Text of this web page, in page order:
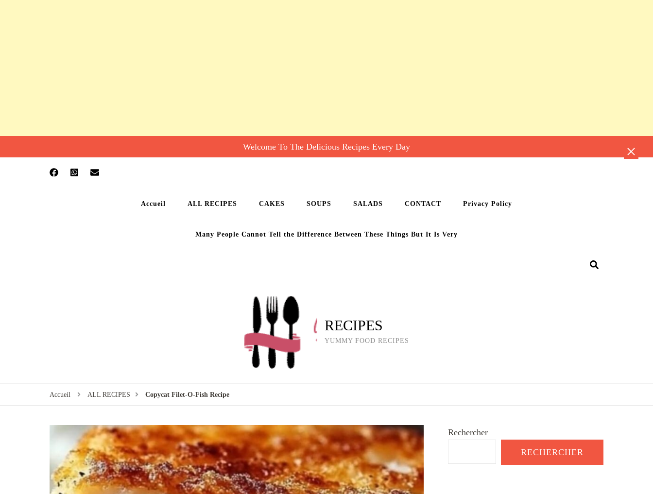
Welcome To The Delicious Recipes Every Day
Accueil ALL RECIPES CAKES SOUPS SALADS CONTACT Privacy Policy
Many People Cannot Tell the Difference Between These Things But It Is Very
RECIPES
YUMMY FOOD RECIPES
Accueil ALL RECIPES Copycat Filet-O-Fish Recipe
Rechercher
RECHERCHER